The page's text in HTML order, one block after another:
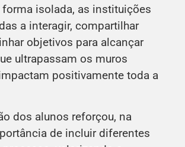
forma isolada, as instituições
a interagir, compartilhar
objetivos para alcançar
ultrapassam os muros
positivamente toda a
dos alunos reforçou, na
de incluir diferentes